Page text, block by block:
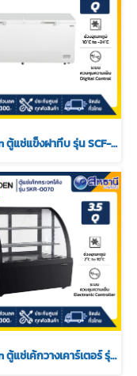
Sanden ตู้แช่แข็งฝาทึบ รุ่น SCF-0765 ขนาด 26.5 Q
Sanden ตู้แช่เค้กวางเคาร์เตอร์ รุ่น SKR-0070 ขนาด 3.5Q สีดำ 2 ชั้นวาง